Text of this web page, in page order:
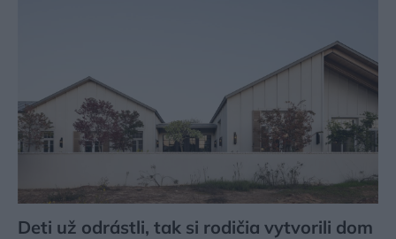
Deti už odrástli, tak si rodičia vytvorili dom